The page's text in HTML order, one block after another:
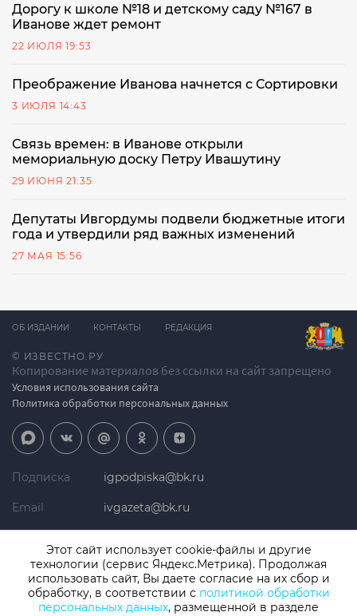
Дорогу к школе №18 и детскому саду №167 в
Иванове ждет ремонт
22 ИЮЛЯ 19:53
Преображение Иванова начнется с Сортировки
3 ИЮЛЯ 14:43
Связь времен: в Иванове открыли
мемориальную доску Петру Ивашутину
29 ИЮНЯ 21:35
Депутаты Ивгордумы подвели бюджетные итоги
года и утвердили ряд важных изменений
27 МАЯ 15:56
© ИЗВЕСТНО.РУ
Копирование материалов без ссылки на сайт запрещено
Условия использования сайта
Политика обработки персональных данных
ОБ ИЗДАНИИ КОНТАКТЫ РЕДАКЦИЯ
Подписка igpodpiska@bk.ru
Email ivgazeta@bk.ru
Телефон +7 (4932) 41-94-81
Этот сайт использует cookie-файлы и другие
технологии (сервис Яндекс.Метрика). Продолжая
использовать сайт, Вы даете согласие на их сбор и
обработку, в соответствии с политикой обработки
персональных данных, размещенной в разделе